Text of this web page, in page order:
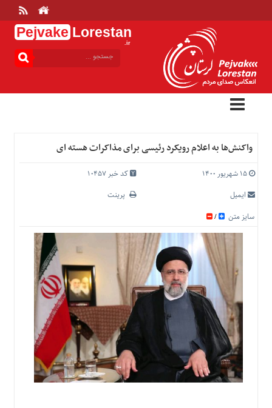
Pejvake Lorestan
.ir
بالا
خانه
ارتباط
درباره
تعرفه
اصلی
اجتماعی
اقتصادی
ورزشی
فرهنگی
واکنش‌ها به اعلام رویکرد رئیسی برای مذاکرات هسته ای
۱۵ شهریور ۱۴۰۰
کد خبر 10457
ایمیل
پرینت
سایز متن
/